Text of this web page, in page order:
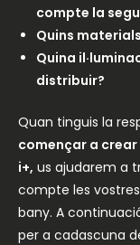
compte la
Quins
Quina
distribuir?
Quan tinguis la
començar a
i+, us ajudarem a
compte les
bany. A
per a cadascuna